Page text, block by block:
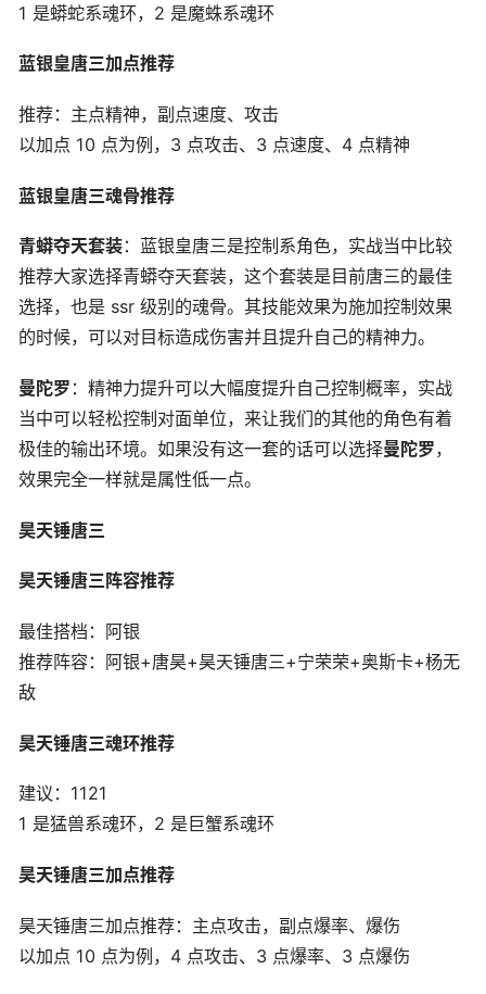
1 是蟒蛇系魂环，2 是魔蛛系魂环
蓝银皇唐三加点推荐
推荐：主点精神，副点速度、攻击
以加点 10 点为例，3 点攻击、3 点速度、4 点精神
蓝银皇唐三魂骨推荐
青蟒夺天套装：蓝银皇唐三是控制系角色，实战当中比较
推荐大家选择青蟒夺天套装，这个套装是目前唐三的最佳
选择，也是 ssr 级别的魂骨。其技能效果为施加控制效果
的时候，可以对目标造成伤害并且提升自己的精神力。
曼陀罗 ：精神力提升可以大幅度提升自己控制概率，实战
当中可以轻松控制对面单位，来让我们的其他的角色有着
极佳的输出环境。如果没有这一套的话可以选择曼陀罗，
效果完全一样就是属性低一点。
昊天锤唐三
昊天锤唐三阵容推荐
最佳搭档：阿银
推荐阵容：阿银+唐昊+昊天锤唐三+宁荣荣+奥斯卡+杨无
敌
昊天锤唐三魂环推荐
建议：1121
1 是猛兽系魂环，2 是巨蟹系魂环
昊天锤唐三加点推荐
昊天锤唐三加点推荐：主点攻击，副点爆率、爆伤
以加点 10 点为例，4 点攻击、3 点爆率、3 点爆伤